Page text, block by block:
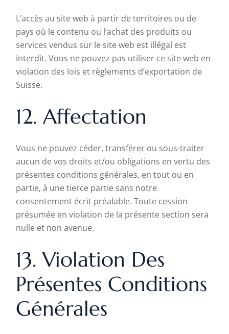
L’accès au site web à partir de territoires ou de
pays où le contenu ou l’achat des produits ou
services vendus sur le site web est illégal est
interdit. Vous ne pouvez pas utiliser ce site web en
violation des lois et règlements d’exportation de
Suisse.
12. Affectation
Vous ne pouvez céder, transférer ou sous-traiter
aucun de vos droits et/ou obligations en vertu des
présentes conditions générales, en tout ou en
partie, à une tierce partie sans notre
consentement écrit préalable. Toute cession
présumée en violation de la présente section sera
nulle et non avenue.
13. Violation Des
Présentes Conditions
Générales